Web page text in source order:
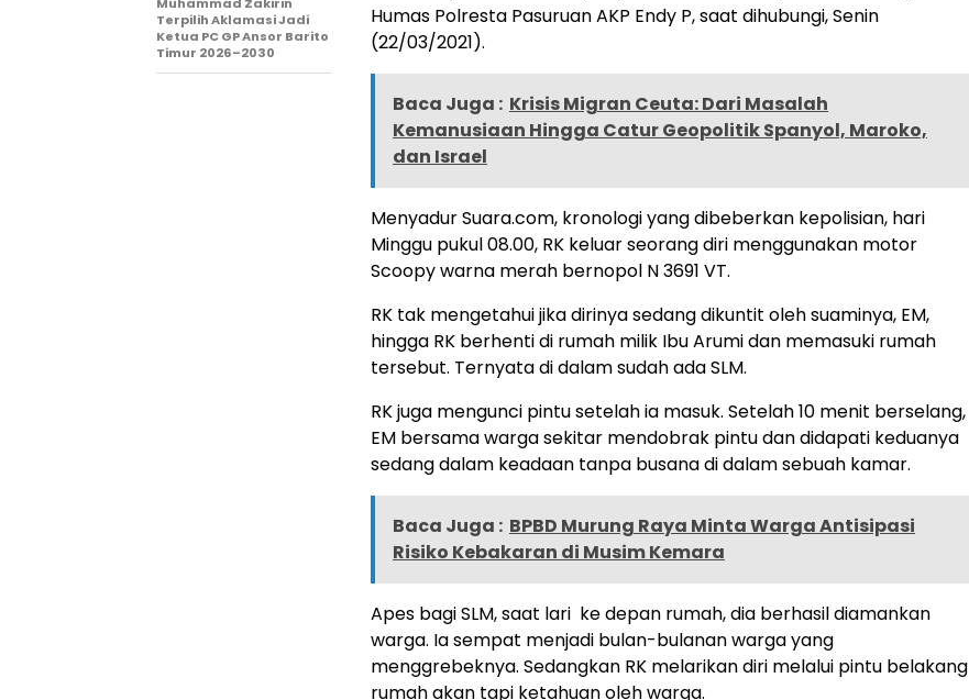
Humas Polresta Pasuruan AKP Endy P, saat dihubungi, Senin
(22/03/2021).
Baca Juga : Krisis Migran Ceuta: Dari Masalah
Kemanusiaan Hingga Catur Geopolitik Spanyol, Maroko,
dan Israel
Menyadur Suara.com, kronologi yang dibeberkan kepolisian, hari
Minggu pukul 08.00, RK keluar seorang diri menggunakan motor
Scoopy warna merah bernopol N 3691 VT.
RK tak mengetahui jika dirinya sedang dikuntit oleh suaminya, EM,
hingga RK berhenti di rumah milik Ibu Arumi dan memasuki rumah
tersebut. Ternyata di dalam sudah ada SLM.
RK juga mengunci pintu setelah ia masuk. Setelah 10 menit berselang,
EM bersama warga sekitar mendobrak pintu dan didapati keduanya
sedang dalam keadaan tanpa busana di dalam sebuah kamar.
Baca Juga : BPBD Murung Raya Minta Warga Antisipasi
Risiko Kebakaran di Musim Kemara
Apes bagi SLM, saat lari ke depan rumah, dia berhasil diamankan
warga. Ia sempat menjadi bulan-bulanan warga yang
menggrebeknya. Sedangkan RK melarikan diri melalui pintu belakang
rumah akan tapi ketahuan oleh warga.
Terpilih Aklamasi Jadi
Ketua PC GP Ansor Barito
Timur 2026–2030